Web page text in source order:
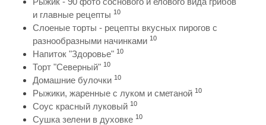
и главные рецепты 10
Слоеные торты - рецепты вкусных пирогов с
разнообразными начинками 10
Напиток "Здоровье" 10
Торт "Северный" 10
Домашние булочки 10
Рыжики, жаренные с луком и сметаной 10
Соус красный луковый 10
Сушка зелени в духовке 10